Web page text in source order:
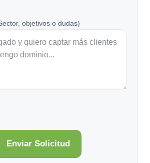
objetivos o dudas)